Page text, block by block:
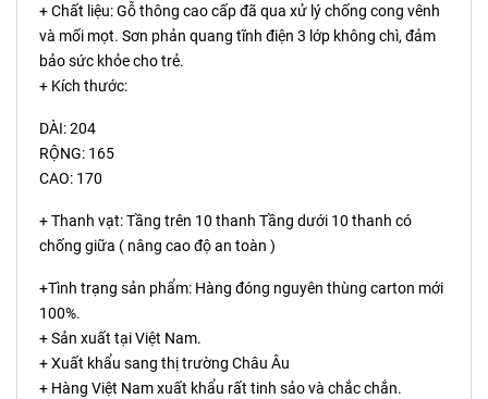
+ Chất liệu: Gỗ thông cao cấp đã qua xử lý chống cong vênh
và mối mọt. Sơn phản quang tĩnh điện 3 lớp không chì, đảm
bảo sức khỏe cho trẻ.
+ Kích thước:
DÀI: 204
RỘNG: 165
CAO: 170
+ Thanh vạt: Tầng trên 10 thanh Tầng dưới 10 thanh có
chống giữa ( nâng cao độ an toàn )
+Tình trạng sản phẩm: Hàng đóng nguyên thùng carton mới
100%.
+ Sản xuất tại Việt Nam.
+ Xuất khẩu sang thị trường Châu Âu
+ Hàng Việt Nam xuất khẩu rất tinh sảo và chắc chắn.